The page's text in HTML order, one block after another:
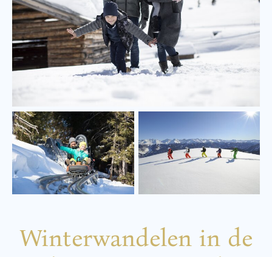
Winterwandelen in de